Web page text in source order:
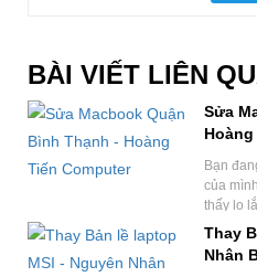
BÀI VIẾT LIÊN
Sửa
Bạn
của
thấy lo
Thay
Nhân